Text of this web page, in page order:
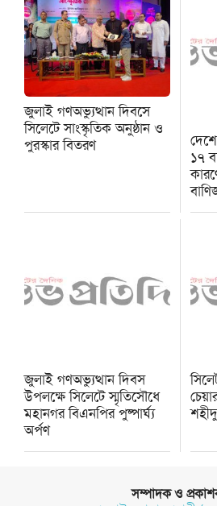
জুলাই গণঅভ্যুত্থান দিবসে
সিলেটে সাংস্কৃতিক অনুষ্ঠান ও
পুরস্কার বিতরণ
১৭
জুলাই গণঅভ্যুত্থান দিবস
উপলক্ষে সিলেটে স্মৃতিসৌধে
মহানগর বিএনপির পুষ্পার্ঘ্য
অর্পণ
সম্পাদক ও